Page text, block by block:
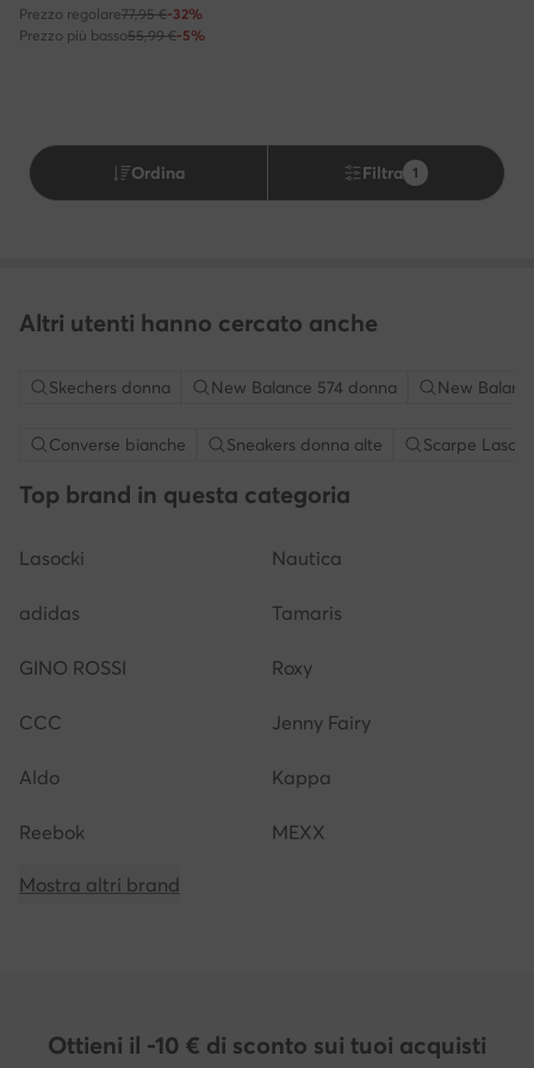
Prezzo regolare77,95 €-32%
Prezzo più basso55,99 €-5%
Ordina Filtra 1
Altri utenti hanno cercato anche
Skechers donna New Balance 574 donna New
Converse bianche Sneakers donna alte Scarpe
Top brand in questa categoria
Lasocki Nautica
adidas Tamaris
GINO ROSSI Roxy
CCC Jenny Fairy
Aldo Kappa
Reebok MEXX
Mostra altri brand
Ottieni il -10 € di sconto sui tuoi acquisti